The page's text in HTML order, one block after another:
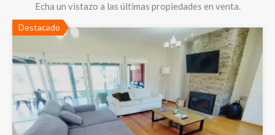
Echa un vistazo a las últimas propiedades en venta.
Destacado